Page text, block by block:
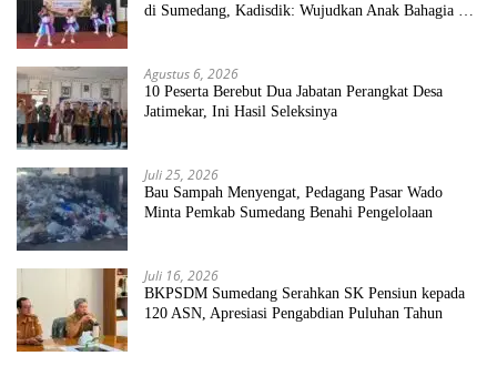
di Sumedang, Kadisdik: Wujudkan Anak Bahagia dan
Agustus 6, 2026
10 Peserta Berebut Dua Jabatan Perangkat Desa
Jatimekar, Ini Hasil Seleksinya
Juli 25, 2026
Bau Sampah Menyengat, Pedagang Pasar Wado
Minta Pemkab Sumedang Benahi Pengelolaan
Juli 16, 2026
BKPSDM Sumedang Serahkan SK Pensiun kepada
120 ASN, Apresiasi Pengabdian Puluhan Tahun